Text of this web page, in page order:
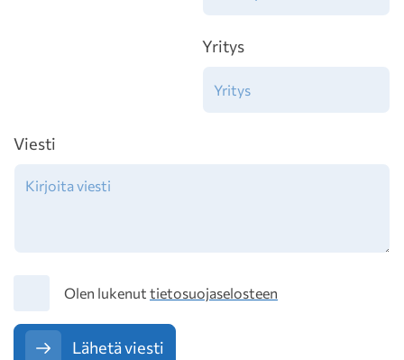
Yritys
Viesti
TietosuojaOlen lukenut tietosuojaselosteen
Lähetä viesti